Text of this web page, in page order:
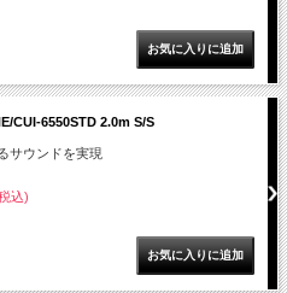
CUI-6550STD 2.0m S/S
サウンドを実現
込)